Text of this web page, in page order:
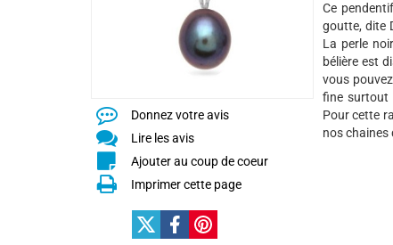
Donnez votre avis
Lire les avis
Ajouter au coup de coeur
Imprimer cette page
Ce
goutte, dite
La perle
bélière est
vous
fine surtout
Pour cette
nos chaines